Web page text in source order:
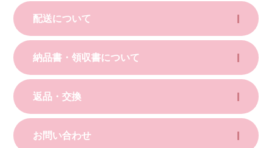
配送について
納品書・領収書について
返品・交換
お問い合わせ